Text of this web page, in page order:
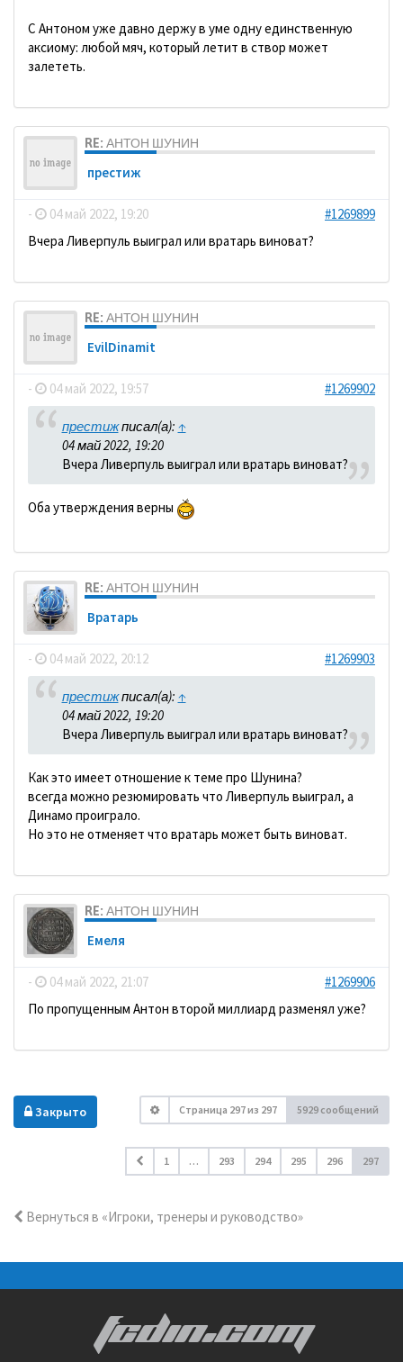
С Антоном уже давно держу в уме одну единственную
аксиому: любой мяч, который летит в створ может
залететь.
RE: АНТОН ШУНИН
престиж
- 04 май 2022, 19:20
#1269899
Вчера Ливерпуль выиграл или вратарь виноват?
RE: АНТОН ШУНИН
EvilDinamit
- 04 май 2022, 19:57 #1269902
престижписал(а): ↑
04 май 2022, 19:20
Вчера Ливерпуль выиграл или вратарь виноват?
Оба утверждения верны
RE: АНТОН ШУНИН
Вратарь
- 04 май 2022, 20:12 #1269903
престижписал(а): ↑
04 май 2022, 19:20
Вчера Ливерпуль выиграл или вратарь виноват?
Как это имеет отношение к теме про Шунина?
всегда можно резюмировать что Ливерпуль выиграл, а
Динамо проиграло.
Но это не отменяет что вратарь может быть виноват.
RE: АНТОН ШУНИН
Емеля
- 04 май 2022, 21:07
#1269906
По пропущенным Антон второй миллиард разменял уже?
Закрыто Страница 297из 297 5929 сообщений
1 … 293 294 295 296 297
Вернуться в «Игроки, тренеры и руководство»
FCDIN.COM